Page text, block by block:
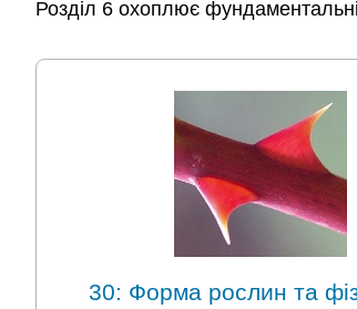
Розділ 6 охоплює фундаментальні
30: Форма рослин та